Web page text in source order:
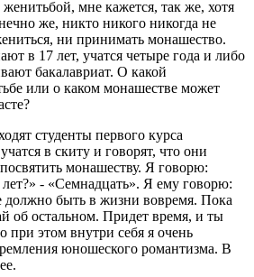
мне кажется, так же, хотя
же, никто никого никогда не
ни принимать монашество.
в 17 лет, учатся четыре года и либо
бакалавриат. О какой
или о каком монашестве может
студенты первого курса
в скиту и говорят, что они
монашеству. Я говорю:
лет?» - «Семнадцать». Я ему говорю:
быть в жизни вовремя. Пока
об остальном. Придет время, и ты
при этом внутри себя я очень
юношеского романтизма. В